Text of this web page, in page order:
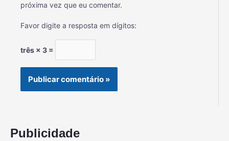
próxima vez que eu comentar.
Favor digite a resposta em dígitos:
três × 3 =
Publicidade